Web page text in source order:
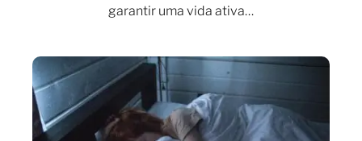
garantir uma vida ativa…